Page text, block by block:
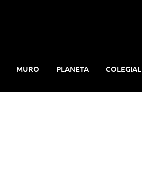
MURO PLANETA COLEGIAL